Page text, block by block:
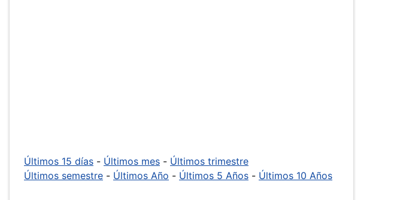
Últimos 15 días - Últimos mes - Últimos trimestre
Últimos semestre - Últimos Año - Últimos 5 Años - Últimos 10 Años